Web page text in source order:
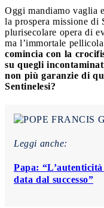
Oggi mandiamo vaglia
la prospera missione di
plurisecolare opera di
ma l’immortale
comincia con la
su quegli
non più garanzie di
Sentinelesi?
Leggi anche:
Papa:
data dal successo”